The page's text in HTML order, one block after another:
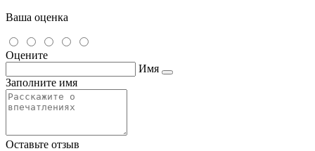
Ваша оценка
Оцените
Имя
Заполните имя
Оставьте отзыв